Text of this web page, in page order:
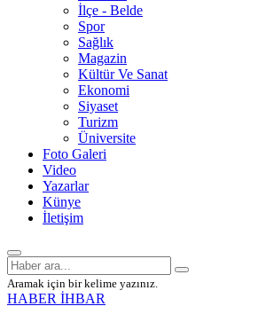
İlçe - Belde
Spor
Sağlık
Magazin
Kültür Ve Sanat
Ekonomi
Siyaset
Turizm
Üniversite
Foto Galeri
Video
Yazarlar
Künye
İletişim
Aramak için bir kelime yazınız.
HABER İHBAR